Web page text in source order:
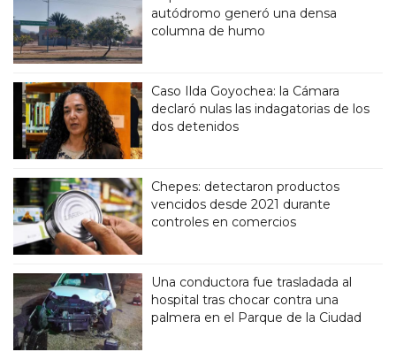
autódromo generó una densa
columna de humo
Caso Ilda Goyochea: la Cámara
declaró nulas las indagatorias de los
dos detenidos
Chepes: detectaron productos
vencidos desde 2021 durante
controles en comercios
Una conductora fue trasladada al
hospital tras chocar contra una
palmera en el Parque de la Ciudad